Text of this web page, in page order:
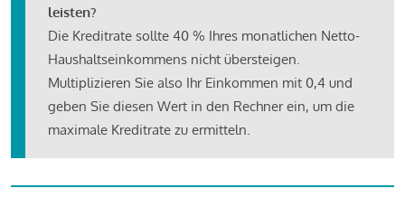
leisten?
Die Kreditrate sollte 40 % Ihres monatlichen Netto-
Haushaltseinkommens nicht übersteigen.
Multiplizieren Sie also Ihr Einkommen mit 0,4 und
geben Sie diesen Wert in den Rechner ein, um die
maximale Kreditrate zu ermitteln.